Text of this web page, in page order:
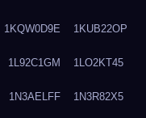
1KQW0D9E 1KUB22OP
1L92C1GM 1LO2KT45
1N3AELFF 1N3R82X5